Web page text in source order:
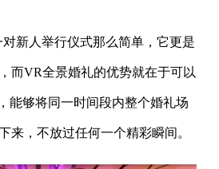
新人举行仪式那么简单，它更是
而VR全景婚礼的优势就在于可以
能够将同一时间段内整个婚礼场
来，不放过任何一个精彩瞬间。